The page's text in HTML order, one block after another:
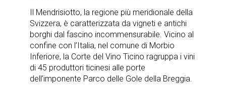
Il Mendrisiotto, la regione più meridionale della
Svizzera, è caratterizzata da vigneti e antichi
borghi dal fascino incommensurabile. Vicino al
confine con l’Italia, nel comune di Morbio
Inferiore, la Corte del Vino Ticino ragruppa i vini
di 45 produttori ticinesi alle porte
dell’imponente Parco delle Gole della Breggia.